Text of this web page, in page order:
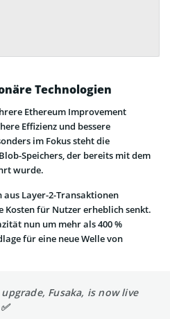
Technologien
Ethereum Improvement
Effizienz und bessere
im Fokus steht die
Speichers, der bereits mit dem
wurde.
aus Layer-2-Transaktionen
Kosten für Nutzer erheblich senkt.
nun um mehr als 400 %
für eine neue Welle von
Fusaka, is now live